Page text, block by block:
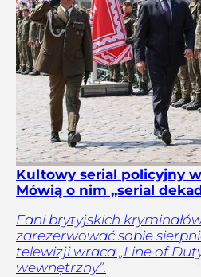
Kultowy serial policyjny
Mówią o nim „serial
Fani brytyjskich
zarezerwować sobie
telewizji wraca „Line of
wewnętrzny”.